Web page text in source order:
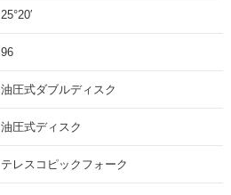
25°20′
96
油圧式ダブルディスク
油圧式ディスク
テレスコピックフォーク